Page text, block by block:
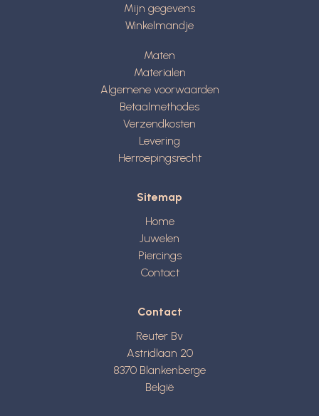
Mijn gegevens
Winkelmandje
Maten
Materialen
Algemene voorwaarden
Betaalmethodes
Verzendkosten
Levering
Herroepingsrecht
Sitemap
Home
Juwelen
Piercings
Contact
Contact
Reuter Bv
Astridlaan 20
8370 Blankenberge
België